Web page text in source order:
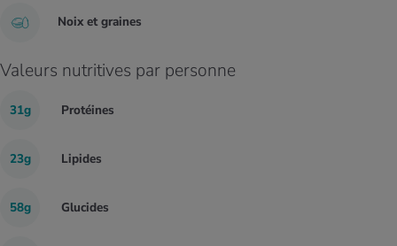
Noix et graines
Valeurs nutritives par personne
31g Protéines
23g Lipides
58g Glucides